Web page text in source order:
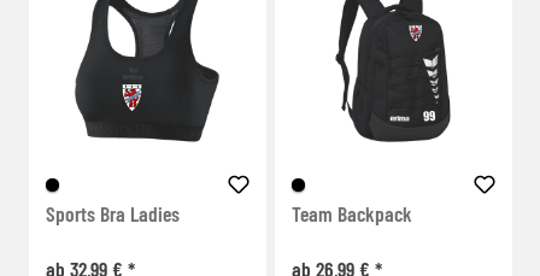
Sports Bra Ladies
ab 32,99 € *
Team Backpack
ab 26,99 € *